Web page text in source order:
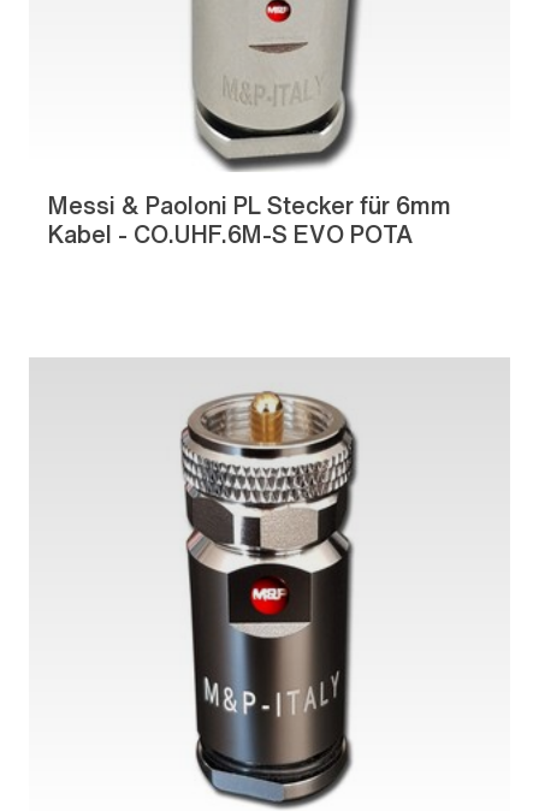
Messi & Paoloni PL Stecker für 6mm
Kabel - CO.UHF.6M-S EVO POTA